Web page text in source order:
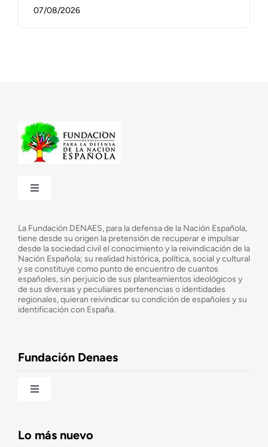
07/08/2026
Toggle
¿Cuáles son nuestros objetivos?
Consejo Asesor
La Fundación DENAES, para la defensa de la Nación Española,
tiene desde su origen la pretensión de recuperar e impulsar
desde la sociedad civil el conocimiento y la reivindicación de la
Nación Española; su realidad histórica, política, social y cultural
y se constituye como punto de encuentro de cuantos
españoles, sin perjuicio de sus planteamientos ideológicos y
de sus diversas y peculiares pertenencias o identidades
regionales, quieran reivindicar su condición de españoles y su
identificación con España.
Fundación Denaes
Toggle
Lo más nuevo